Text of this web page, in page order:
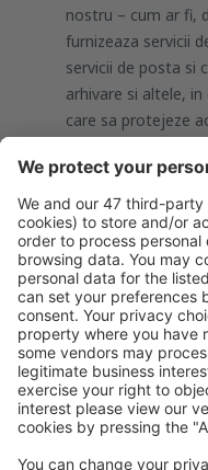
nostru – cum ar fi,
furnizeaza servicii
servicii de posta si
arhivare si altele,
care sa protejeze
neautorizate.
Transferul datelor
strainatate
Datele personale
fi transmise in
acest lucru este
asigurarea unui nivel
caracter personal
Durata stocarii
In situatia in care
acestor scopuri sau